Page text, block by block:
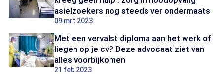
asielzoekers nog steeds ver ondermaats
09 mrt 2023
Met een vervalst diploma aan het werk of
liegen op je cv? Deze advocaat ziet van
alles voorbijkomen
21 feb 2023